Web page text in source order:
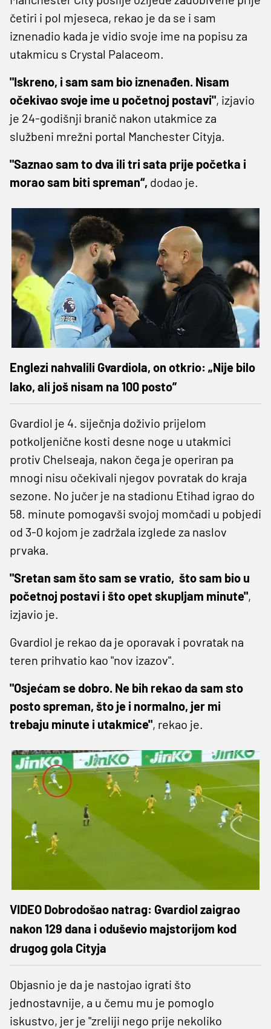
četiri i pol mjeseca, rekao je da se i sam
iznenadio kada je vidio svoje ime na popisu za
utakmicu s Crystal Palaceom.
"Iskreno, i sam sam bio iznenađen. Nisam
očekivao svoje ime u početnoj postavi", izjavio
je 24-godišnji branič nakon utakmice za
službeni mrežni portal Manchester Cityja.
"Saznao sam to dva ili tri sata prije početka i
morao sam biti spreman“, dodao je.
Englezi nahvalili Gvardiola, on otkrio: „Nije bilo
lako, ali još nisam na 100 posto”
Gvardiol je 4. siječnja doživio prijelom
potkoljenične kosti desne noge u utakmici
protiv Chelseaja, nakon čega je operiran pa
mnogi nisu očekivali njegov povratak do kraja
sezone. No jučer je na stadionu Etihad igrao do
58. minute pomogavši svojoj momčadi u pobjedi
od 3-0 kojom je zadržala izglede za naslov
prvaka.
"Sretan sam što sam se vratio, što sam bio u
početnoj postavi i što opet skupljam minute",
izjavio je.
Gvardiol je rekao da je oporavak i povratak na
teren prihvatio kao "nov izazov".
"Osjećam se dobro. Ne bih rekao da sam sto
posto spreman, što je i normalno, jer mi
trebaju minute i utakmice", rekao je.
VIDEO Dobrodošao natrag: Gvardiol zaigrao
nakon 129 dana i oduševio majstorijom kod
drugog gola Cityja
Objasnio je da je nastojao igrati što
jednostavnije, a u čemu mu je pomoglo
iskustvo, jer je "zreliji nego prije nekoliko